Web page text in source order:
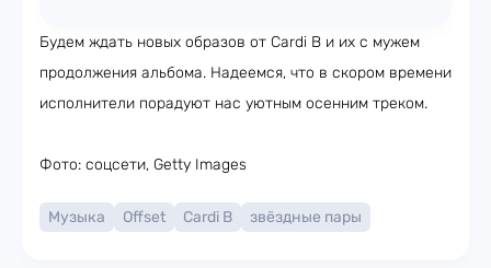
Будем ждать новых образов от Cardi B и их с мужем
продолжения альбома. Надеемся, что в скором времени
исполнители порадуют нас уютным осенним треком.
Фото: соцсети, Getty Images
Музыка Offset Cardi B звёздные пары